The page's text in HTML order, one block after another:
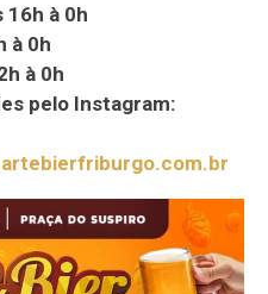
16h à 0h
à 0h
à 0h
pelo Instagram: